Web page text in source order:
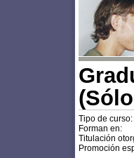
Tipo de curso:
Forman en:
Titulación
Promoción